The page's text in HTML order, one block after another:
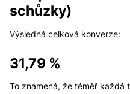
schůzky)
Výsledná celková konverze:
31,79 %
To znamená, že téměř každá